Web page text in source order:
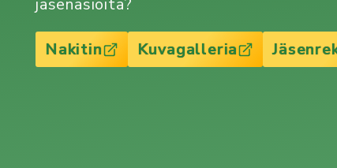
jäsenasioita?
Nakitin Kuvagalleria